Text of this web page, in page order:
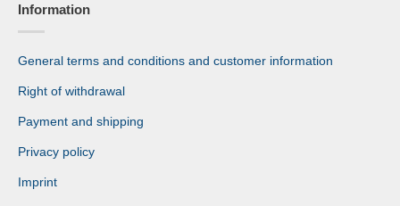
Information
General terms and conditions and customer information
Right of withdrawal
Payment and shipping
Privacy policy
Imprint